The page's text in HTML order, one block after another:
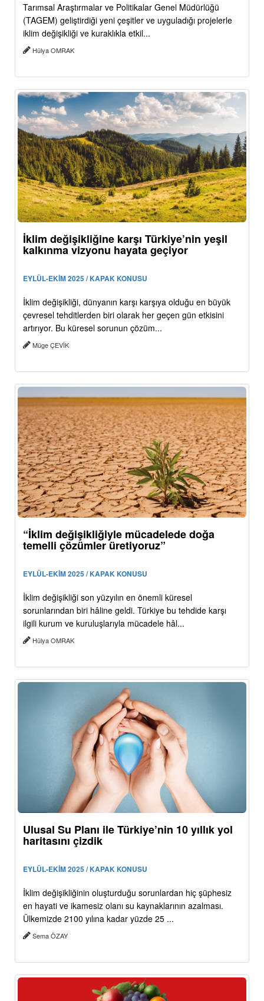
Tarımsal Araştırmalar ve Politikalar Genel Müdürlüğü
(TAGEM) geliştirdiği yeni çeşitler ve uyguladığı projelerle
iklim değişikliği ve kuraklıkla etkil...
Hülya OMRAK
İklim değişikliğine karşı Türkiye’nin yeşil
kalkınma vizyonu hayata geçiyor
EYLÜL-EKİM 2025 / KAPAK KONUSU
İklim değişikliği, dünyanın karşı karşıya olduğu en büyük
çevresel tehditlerden biri olarak her geçen gün etkisini
artırıyor. Bu küresel sorunun çözüm...
Müge ÇEVİK
“İklim değişikliğiyle mücadelede doğa
temelli çözümler üretiyoruz”
EYLÜL-EKİM 2025 / KAPAK KONUSU
İklim değişikliği son yüzyılın en önemli küresel
sorunlarından biri hâline geldi. Türkiye bu tehdide karşı
ilgili kurum ve kuruluşlarıyla mücadele hâl...
Hülya OMRAK
Ulusal Su Planı ile Türkiye’nin 10 yıllık yol
haritasını çizdik
EYLÜL-EKİM 2025 / KAPAK KONUSU
İklim değişikliğinin oluşturduğu sorunlardan hiç şüphesiz
en hayati ve ikamesiz olanı su kaynaklarının azalması.
Ülkemizde 2100 yılına kadar yüzde 25 ...
Sema ÖZAY